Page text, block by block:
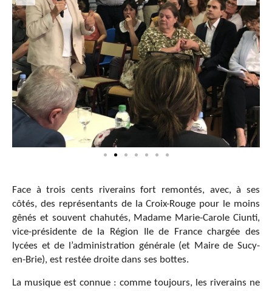
Face à trois cents riverains fort remontés, avec, à ses
côtés, des représentants de la Croix-Rouge pour le moins
gênés et souvent chahutés, Madame Marie-Carole Ciunti,
vice-présidente de la Région Ile de France chargée des
lycées et de l’administration générale (et Maire de Sucy-
en-Brie), est restée droite dans ses bottes.
La musique est connue : comme toujours, les riverains ne